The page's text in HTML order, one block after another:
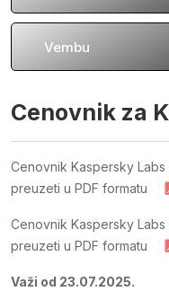
Vembu
Cenovnik za
Cenovnik Kaspersky
preuzeti u PDF formatu
Cenovnik Kaspersky
preuzeti u PDF formatu
Važi od 23.07.2025.